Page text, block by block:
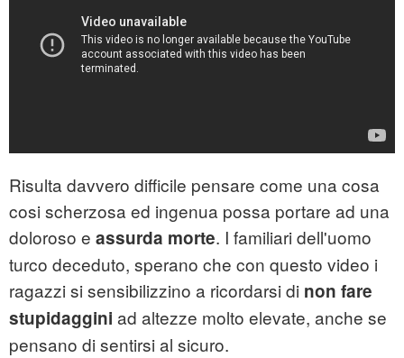
Risulta davvero difficile pensare come una cosa
cosi scherzosa ed ingenua possa portare ad una
doloroso e assurda morte. I familiari dell'uomo
turco deceduto, sperano che con questo video i
ragazzi si sensibilizzino a ricordarsi di non fare
stupidaggini ad altezze molto elevate, anche se
pensano di sentirsi al sicuro.